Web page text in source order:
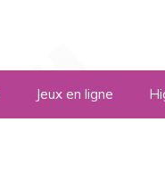
Jeux en ligne